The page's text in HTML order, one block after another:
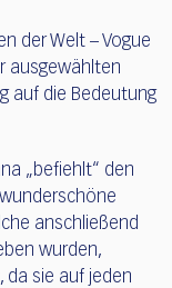
der Welt – Vogue
ausgewählten
auf die Bedeutung
„befiehlt“ den
anschließend
wurden,
da sie auf jeden